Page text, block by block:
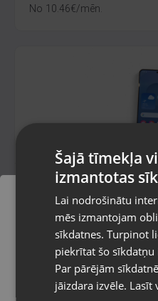
No 10.46€/mēn.
Samsung Galaxy S25
256GB
Rīga, Gobas iela 15a
Stāvoklis Mazlietots
530.00€
€ /mēn.
Pasūtījumi
izvēlēto valsti
Vietnes saturs būs
Šajā tīmekļa
izmantotas
Lai nodrošinātu
mēs izmantojam
sīkdatnes. Turpinot
piekrītat šo sīkdatņu
Par pārējām
jāizdara izvēle. Lasīt